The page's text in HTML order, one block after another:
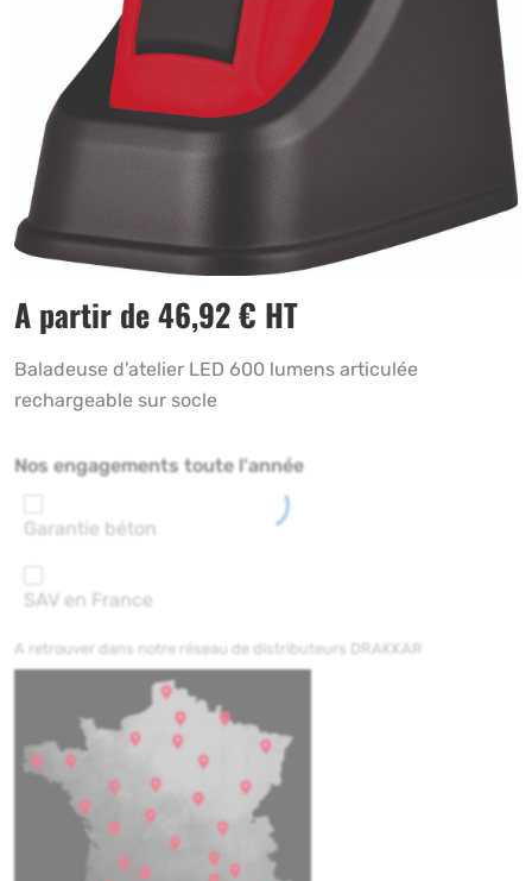
A partir de46,92€ HT
Baladeuse d’atelier LED 600 lumens articulée
rechargeable sur socle
Nos engagements toute l'année
Garantie béton
SAV en France
A retrouver dans notre réseau de distributeurs DRAKKAR